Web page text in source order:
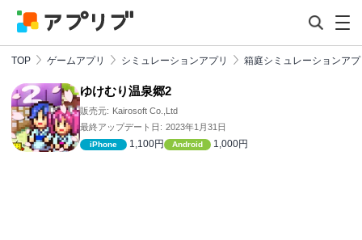
TOP ゲームアプリ シミュレーションアプリ 箱庭シミュレーションア
ゆけむり温泉郷2
販売元: Kairosoft Co.,Ltd
最終アップデート日: 2023年1月31日
iPhone 1,100円 Android 1,000円